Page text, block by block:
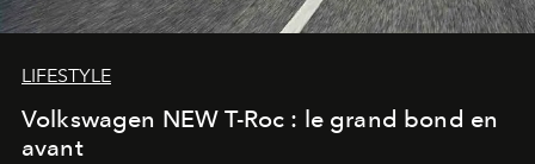
LIFESTYLE
Volkswagen NEW T-Roc : le grand bond en
avant